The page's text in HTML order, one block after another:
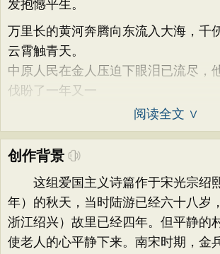
发抱憾平生。
万里长的黄河奔腾向东流入大海，千
云霄触青天。
中原人民在金人压迫下眼泪已流尽，
伐盼了一年又一
阅读全文 ∨
创作背景
这组爱国主义诗篇作于宋光宗绍
年）的秋天，当时陆游已经六十八岁
浙江绍兴）故里已经四年。但平静的
使老人的心平静下来。南宋时期，金